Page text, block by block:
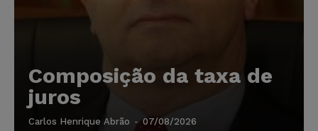
Composição da taxa de
juros
Carlos Henrique Abrão - 07/08/2026